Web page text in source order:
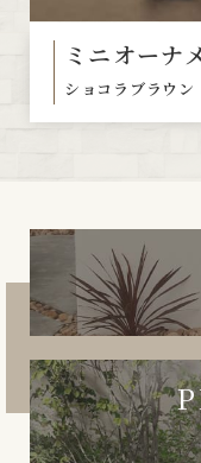
ミニオーナ
ショコラブラウン